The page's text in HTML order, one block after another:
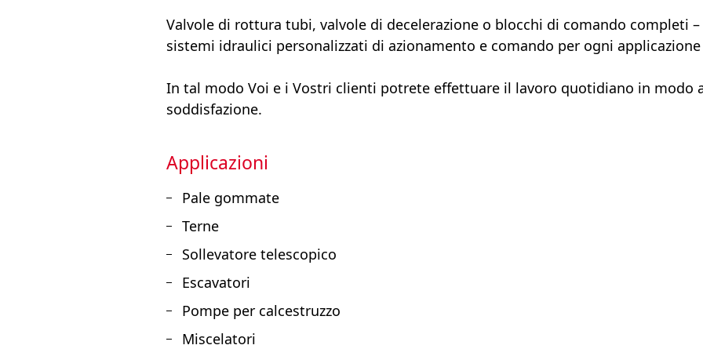
Valvole di rottura tubi, valvole di decelerazione o blocchi di comando completi
sistemi idraulici personalizzati di azionamento e comando per ogni
In tal modo Voi e i Vostri clienti potrete effettuare il lavoro quotidiano in modo
soddisfazione.
Applicazioni
Pale gommate
Terne
Sollevatore telescopico
Escavatori
Pompe per calcestruzzo
Miscelatori